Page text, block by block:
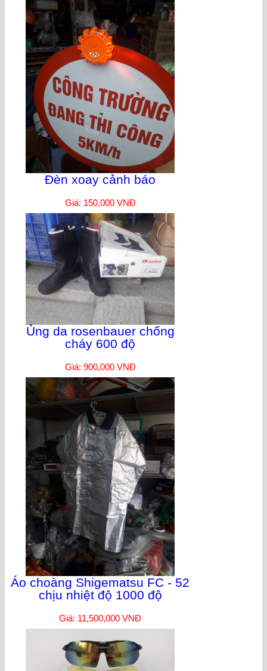
Đèn xoay cảnh báo
Giá: 150,000 VNĐ
Ủng da rosenbauer chống
cháy 600 độ
Giá: 900,000 VNĐ
Áo choàng Shigematsu FC - 52
chịu nhiệt độ 1000 độ
Giá: 11,500,000 VNĐ